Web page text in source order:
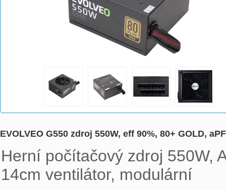
EVOLVEO G550 zdroj 550W, eff 90%, 80+ GOLD,
Herní počítačový zdroj 550W,
14cm ventilátor, modulární